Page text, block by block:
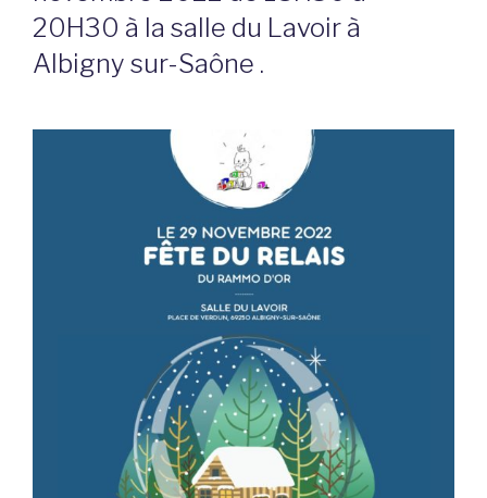
20H30 à la salle du Lavoir à
Albigny sur-Saône .